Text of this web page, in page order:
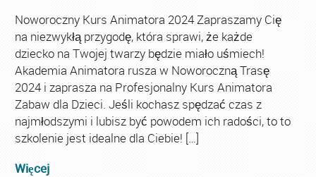
Noworoczny Kurs Animatora 2024 Zapraszamy Cię
na niezwykłą przygodę, która sprawi, że każde
dziecko na Twojej twarzy będzie miało uśmiech!
Akademia Animatora rusza w Noworoczną Trasę
2024 i zaprasza na Profesjonalny Kurs Animatora
Zabaw dla Dzieci. Jeśli kochasz spędzać czas z
najmłodszymi i lubisz być powodem ich radości, to to
szkolenie jest idealne dla Ciebie! […]
Więcej